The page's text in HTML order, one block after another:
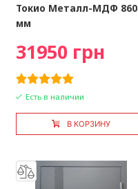
Токио Металл-МДФ 860
мм
31950 грн
Есть в наличии
В КОРЗИНУ